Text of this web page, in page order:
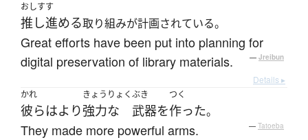
おしすす
推し進める取り組みが計画されている。
Great efforts have been put into planning for
digital preservation of library materials.
— Jreibun
Details ▸
かれ
彼らはより
きょうりょく
強力な
ぶき
武器を
つく
作った。
They made more powerful arms. — Tatoeba